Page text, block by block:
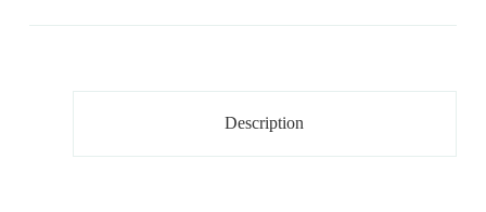
Description